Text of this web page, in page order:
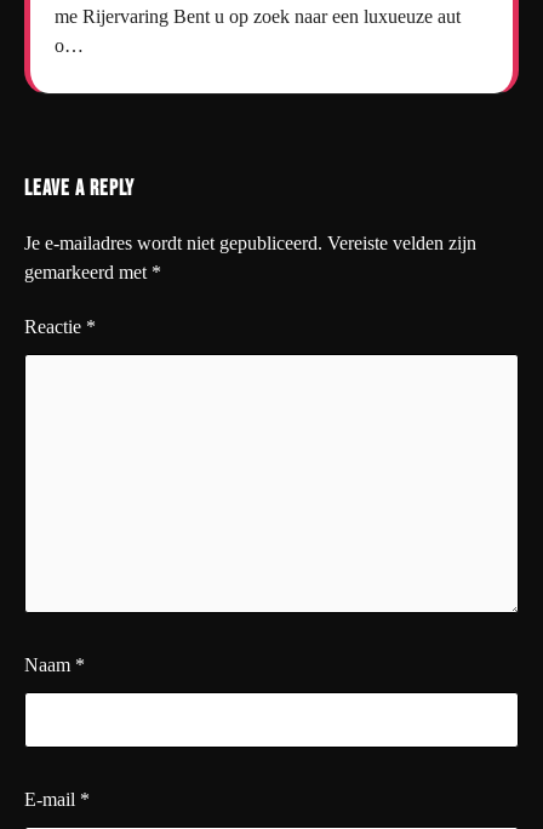
me Rijervaring Bent u op zoek naar een luxueuze aut
o…
Leave a Reply
Je e-mailadres wordt niet gepubliceerd. Vereiste velden zijn
gemarkeerd met *
Reactie *
Naam *
E-mail *